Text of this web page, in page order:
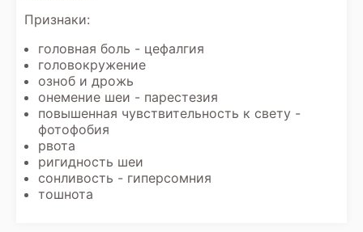
Признаки:
головная боль - цефалгия
головокружение
озноб и дрожь
онемение шеи - парестезия
повышенная чувствительность к свету -
фотофобия
рвота
ригидность шеи
сонливость - гиперсомния
тошнота